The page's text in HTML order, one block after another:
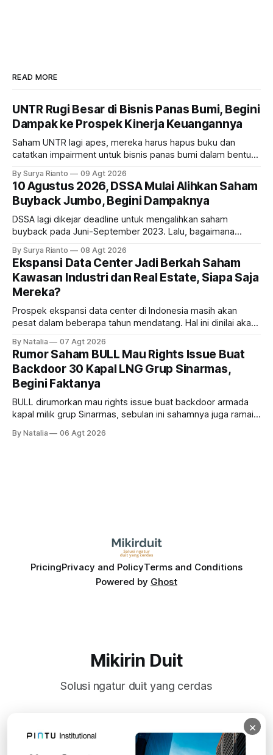
READ MORE
UNTR Rugi Besar di Bisnis Panas Bumi, Begini
Dampak ke Prospek Kinerja Keuangannya
Saham UNTR lagi apes, mereka harus hapus buku dan
catatkan impairment untuk bisnis panas bumi dalam bentuk
bisnis UNTR?
By Surya Rianto 09 Agt 2026
10 Agustus 2026, DSSA Mulai Alihkan Saham
Buyback Jumbo, Begini Dampaknya
DSSA lagi dikejar deadline untuk mengalihkan saham
buyback pada Juni-September 2023. Lalu, bagaimana
By Surya Rianto 08 Agt 2026
Ekspansi Data Center Jadi Berkah Saham
Kawasan Industri dan Real Estate, Siapa Saja
Mereka?
Prospek ekspansi data center di Indonesia masih akan
pesat dalam beberapa tahun mendatang. Hal ini dinilai akan
estate, ada siapa saja mereka?
By Natalia 07 Agt 2026
Rumor Saham BULL Mau Rights Issue Buat
Backdoor 30 Kapal LNG Grup Sinarmas,
Begini Faktanya
BULL dirumorkan mau rights issue buat backdoor armada
kapal milik grup Sinarmas, sebulan ini sahamnya juga ramai
masih menarik dilirik?
By Natalia 06 Agt 2026
PricingPrivacy and PolicyTerms and Conditions
Powered by Ghost
Mikirin Duit
Solusi ngatur duit yang cerdas
Subscribe
×